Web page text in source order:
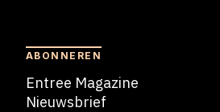
ABONNEREN
Entree Magazine
Nieuwsbrief